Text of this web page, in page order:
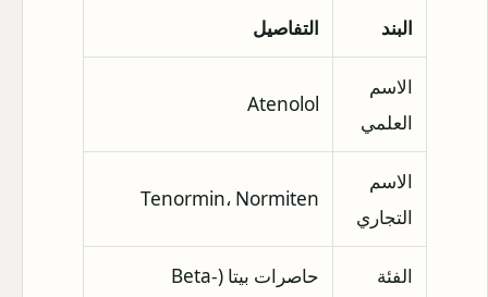
البند التفاصيل
الاسم
العلمي
Atenolol
الاسم
التجاري
Tenormin، Normiten
الفئة
حاصرات بيتا (Beta-